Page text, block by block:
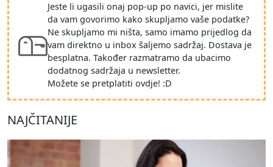
Jeste li ugasili onaj pop-up po navici, jer mislite
da vam govorimo kako skupljamo vaše podatke?
Ne skupljamo mi ništa, samo imamo prijedlog da
vam direktno u inbox šaljemo sadržaj. Dostava je
besplatna. Također razmatramo da ubacimo
dodatnog sadržaja u newsletter.
Možete se pretplatiti ovdje! :D
NAJČITANIJE